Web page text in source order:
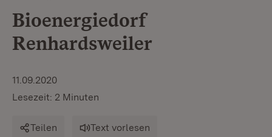
Bioenergiedorf
Renhardsweiler
11.09.2020
Lesezeit: 2 Minuten
Teilen Text vorlesen